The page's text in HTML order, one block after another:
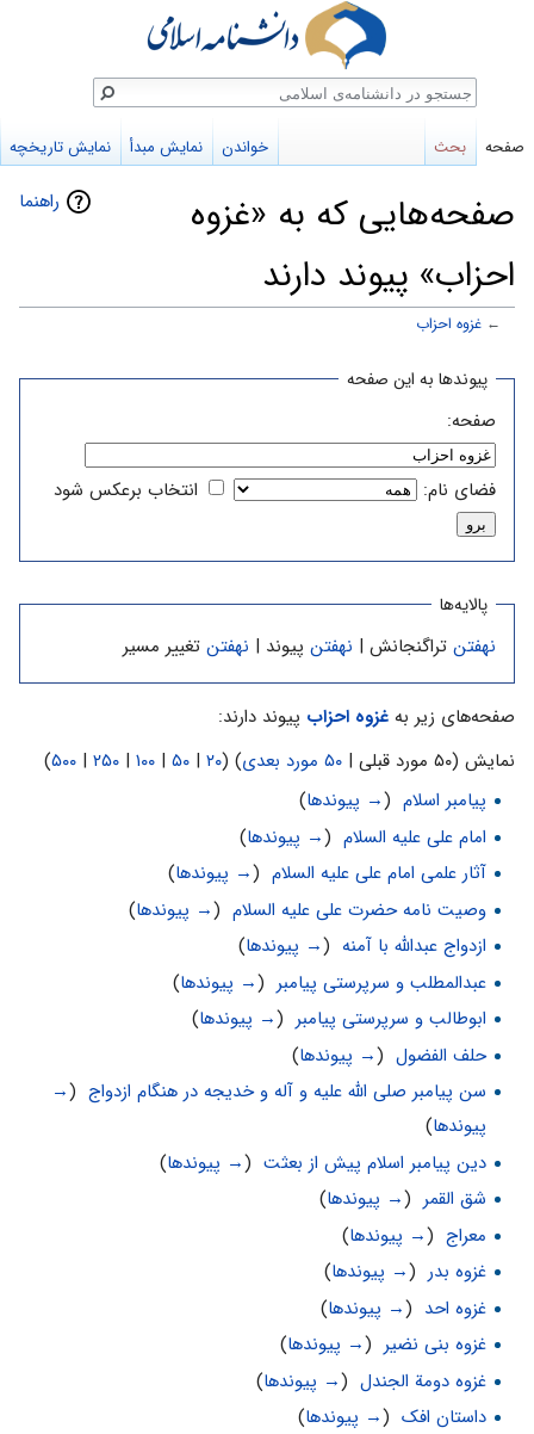
راهنما
صفحه‌هایی که به «غزوه
احزاب» پیوند دارند
←غزوه احزاب
ناوبری
جستجو
پیوندها به این صفحه
صفحه:
فضای نام: انتخاب برعکس شود
پالایه‌ها
نهفتنتراگنجانش | نهفتنپیوند | نهفتنتغییر مسیر
صفحه‌های زیر به غزوه احزاب پیوند دارند:
نمایش (۵۰ مورد قبلی |
۵۰ مورد بعدی ) (۲۰ | ۵۰ | ۱۰۰ | ۲۵۰ | ۵۰۰)
پیامبر اسلام‏
(→ پیوندها)
امام علی علیه السلام‏
(→ پیوندها)
آثار علمی امام علی علیه السلام‏
(→ پیوندها)
وصیت نامه حضرت علی علیه السلام‏
(→ پیوندها)
ازدواج عبدالله با آمنه‏
(→ پیوندها)
عبدالمطلب و سرپرستی پیامبر (→ پیوندها)
ابوطالب و سرپرستی پیامبر‏
(→ پیوندها)
حلف الفضول‏
(→ پیوندها)
سن پیامبر صلی الله علیه و آله و خدیجه در هنگام ازدواج‏
(
→
پیوندها)
دین پیامبر اسلام پیش از بعثت‏
(→ پیوندها)
شق القمر‏
(→ پیوندها)
معراج‏
(→ پیوندها)
غزوه بدر‏
(→ پیوندها)
غزوه احد (→ پیوندها)
غزوه بنی نضیر‏
(→ پیوندها)
غزوه دومة الجندل‏
(→ پیوندها)
داستان افک‏
(→ پیوندها)
صفحه بحث خواندن نمایش مبدأ نمایش تاریخچه
جستجو